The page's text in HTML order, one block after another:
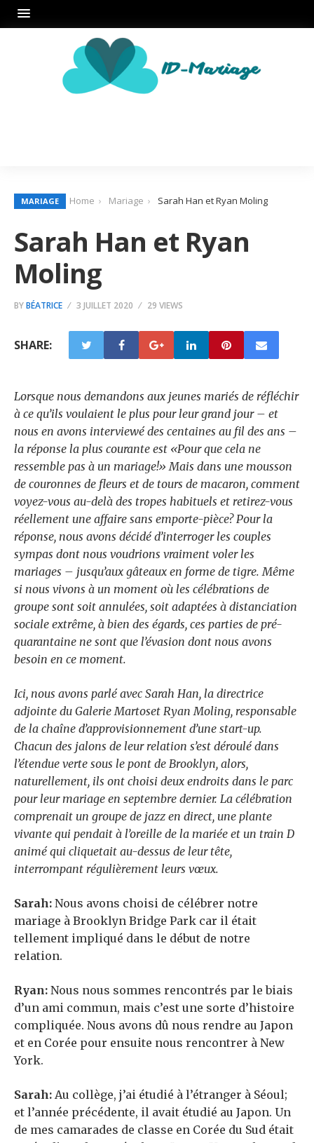
MARIAGE Home Mariage Sarah Han et Ryan Moling
Sarah Han et Ryan
Moling
BYBÉATRICE 3 JUILLET 2020 29 VIEWS
SHARE:
Lorsque nous demandons aux jeunes mariés de réfléchir
à ce qu’ils voulaient le plus pour leur grand jour – et
nous en avons interviewé des centaines au fil des ans –
la réponse la plus courante est «Pour que cela ne
ressemble pas à un mariage!» Mais dans une mousson
de couronnes de fleurs et de tours de macaron, comment
voyez-vous au-delà des tropes habituels et retirez-vous
réellement une affaire sans emporte-pièce? Pour la
réponse, nous avons décidé d’interroger les couples
sympas dont nous voudrions vraiment voler les
mariages – jusqu’aux gâteaux en forme de tigre. Même
si nous vivons à un moment où les célébrations de
groupe sont soit annulées, soit adaptées à distanciation
sociale extrême, à bien des égards, ces parties de pré-
quarantaine ne sont que l’évasion dont nous avons
besoin en ce moment.
Ici, nous avons parlé avec Sarah Han, la directrice
adjointe du Galerie Martoset Ryan Moling, responsable
de la chaîne d’approvisionnement d’une start-up.
Chacun des jalons de leur relation s’est déroulé dans
l’étendue verte sous le pont de Brooklyn, alors,
naturellement, ils ont choisi deux endroits dans le parc
pour leur mariage en septembre dernier. La célébration
comprenait un groupe de jazz en direct, une plante
vivante qui pendait à l’oreille de la mariée et un train D
animé qui cliquetait au-dessus de leur tête,
interrompant régulièrement leurs vœux.
Sarah: Nous avons choisi de célébrer notre
mariage à Brooklyn Bridge Park car il était
tellement impliqué dans le début de notre
relation.
Ryan: Nous nous sommes rencontrés par le biais
d’un ami commun, mais c’est une sorte d’histoire
compliquée. Nous avons dû nous rendre au Japon
et en Corée pour ensuite nous rencontrer à New
York.
Sarah: Au collège, j’ai étudié à l’étranger à Séoul;
et l’année précédente, il avait étudié au Japon. Un
de mes camarades de classe en Corée du Sud était